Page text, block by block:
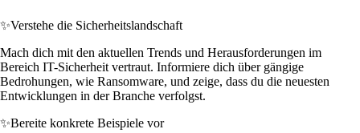
✨Verstehe die Sicherheitslandschaft
Mach dich mit den aktuellen Trends und Herausforderungen im
Bereich IT-Sicherheit vertraut. Informiere dich über gängige
Bedrohungen, wie Ransomware, und zeige, dass du die neuesten
Entwicklungen in der Branche verfolgst.
✨Bereite konkrete Beispiele vor